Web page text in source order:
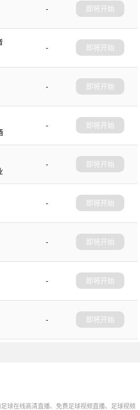
-
即将开始
-
即将开始
-
即将开始
-
即将开始
-
即将开始
-
即将开始
-
即将开始
-
即将开始
-
即将开始
球在线高清直播、免费足球视频直播、足球视频